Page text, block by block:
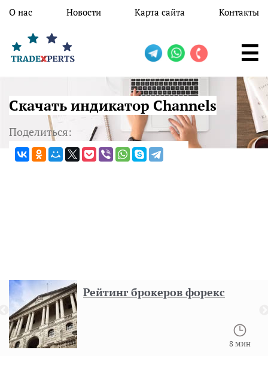
Перейти к основному содержанию
О нас Новости Карта сайта Контакты
Скачать индикатор Channels
Поделиться:
Рейтинг брокеров форекс
8 мин